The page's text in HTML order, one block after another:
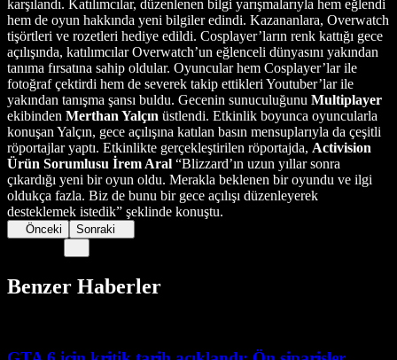
karşılandı. Katılımcılar, düzenlenen bilgi yarışmalarıyla hem eğlendi
hem de oyun hakkında yeni bilgiler edindi. Kazananlara, Overwatch
tişörtleri ve rozetleri hediye edildi. Cosplayer’ların renk kattığı gece
açılışında, katılımcılar Overwatch’un eğlenceli dünyasını yakından
tanıma fırsatına sahip oldular. Oyuncular hem Cosplayer’lar ile
fotoğraf çektirdi hem de severek takip ettikleri Youtuber’lar ile
yakından tanışma şansı buldu. Gecenin sunuculuğunu Multiplayer
ekibinden Merthan Yalçın üstlendi. Etkinlik boyunca oyuncularla
konuşan Yalçın, gece açılışına katılan basın mensuplarıyla da çeşitli
röportajlar yaptı. Etkinlikte gerçekleştirilen röportajda, Activision
Ürün Sorumlusu İrem Aral “Blizzard’ın uzun yıllar sonra
çıkardığı yeni bir oyun oldu. Merakla beklenen bir oyundu ve ilgi
oldukça fazla. Biz de bunu bir gece açılışı düzenleyerek
desteklemek istedik” şeklinde konuştu.
Önceki Sonraki
Benzer Haberler